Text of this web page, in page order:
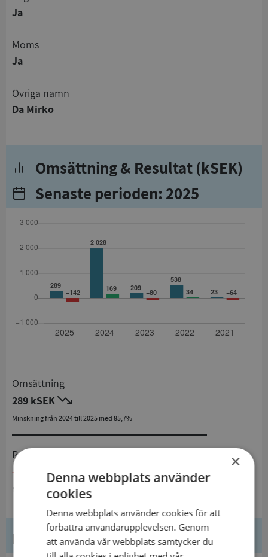
Ja
Moms
Ja
Övriga namn
Da Mirko
Omsättning & Resultat (kSEK)
Senaste perioden: 2025
Omsättning
289 kSEK
Minskning från 2024 till 2025 med 85,7%
Resultat
- 142 kSEK
Minskning från 2024 till 2025
Kontaktuppgifter
×
Denna webbplats använder
cookies
Denna webbplats använder cookies för att
förbättra användarupplevelsen. Genom
att använda vår webbplats samtycker du